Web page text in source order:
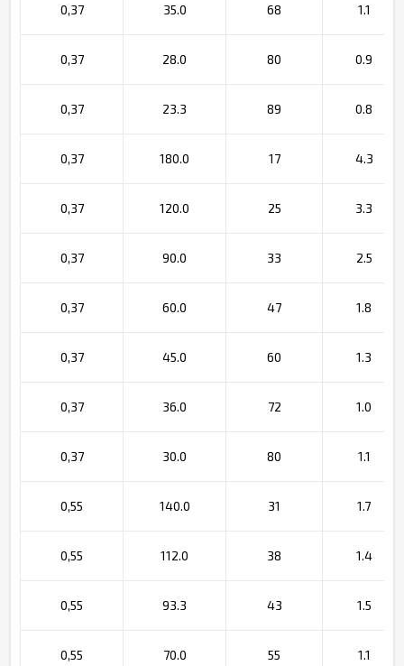
0,37 35.0 68 1.1
0,37 28.0 80 0.9
0,37 23.3 89 0.8
0,37 180.0 17 4.3
0,37 120.0 25 3.3
0,37 90.0 33 2.5
0,37 60.0 47 1.8
0,37 45.0 60 1.3
0,37 36.0 72 1.0
0,37 30.0 80 1.1
0,55 140.0 31 1.7
0,55 112.0 38 1.4
0,55 93.3 43 1.5
0,55 70.0 55 1.1